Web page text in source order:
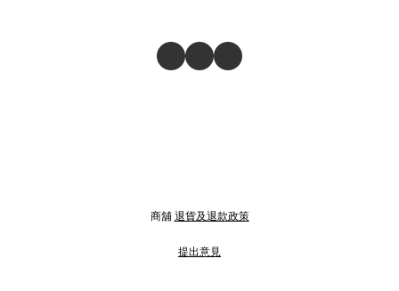
商舖 退貨及退款政策
提出意見